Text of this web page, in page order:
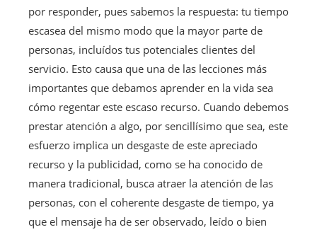
por responder, pues sabemos la respuesta: tu tiempo
escasea del mismo modo que la mayor parte de
personas, incluídos tus potenciales clientes del
servicio. Esto causa que una de las lecciones más
importantes que debamos aprender en la vida sea
cómo regentar este escaso recurso. Cuando debemos
prestar atención a algo, por sencillísimo que sea, este
esfuerzo implica un desgaste de este apreciado
recurso y la publicidad, como se ha conocido de
manera tradicional, busca atraer la atención de las
personas, con el coherente desgaste de tiempo, ya
que el mensaje ha de ser observado, leído o bien